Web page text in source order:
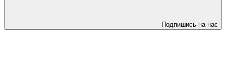
Подпишись на нас